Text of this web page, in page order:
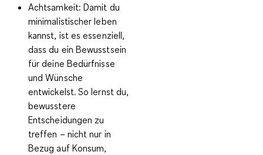
Achtsamkeit: Damit du
minimalistischer leben
kannst, ist es essenziell,
dass du ein Bewusstsein
für deine Bedürfnisse
und Wünsche
entwickelst. So lernst du,
bewusstere
Entscheidungen zu
treffen – nicht nur in
Bezug auf Konsum,